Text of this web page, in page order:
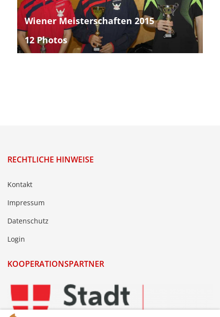
Wiener Meisterschaften 2015
12 Photos
RECHTLICHE HINWEISE
Kontakt
Impressum
Datenschutz
Login
KOOPERATIONSPARTNER